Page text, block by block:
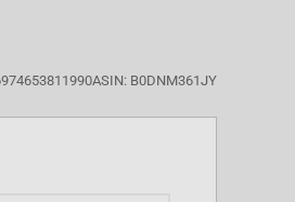
ASIN: B0DNM361JY